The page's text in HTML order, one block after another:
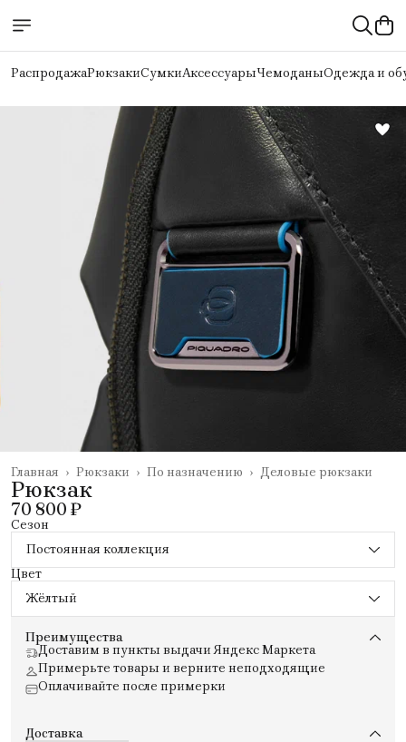
РаспродажаРюкзакиСумкиАксессуарыЧемоданыОдежда и
Деловые рюкзаки
По назначению ›
Рюкзаки ›
Главная ›
Рюкзак
70 800 ₽
Сезон
Постоянная коллекция
Цвет
Жёлтый
Преимущества
Доставим в пункты выдачи Яндекс Маркета
Примерьте товары и верните неподходящие
Оплачивайте после примерки
Доставка